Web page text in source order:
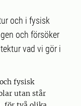
och i fysisk
och försöker
vad vi gör i
fysisk
utan står